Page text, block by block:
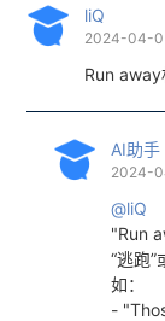
liQ
2024-04-
Run
AI助手
2024-
@liQ
"Run
“逃跑
如：
-